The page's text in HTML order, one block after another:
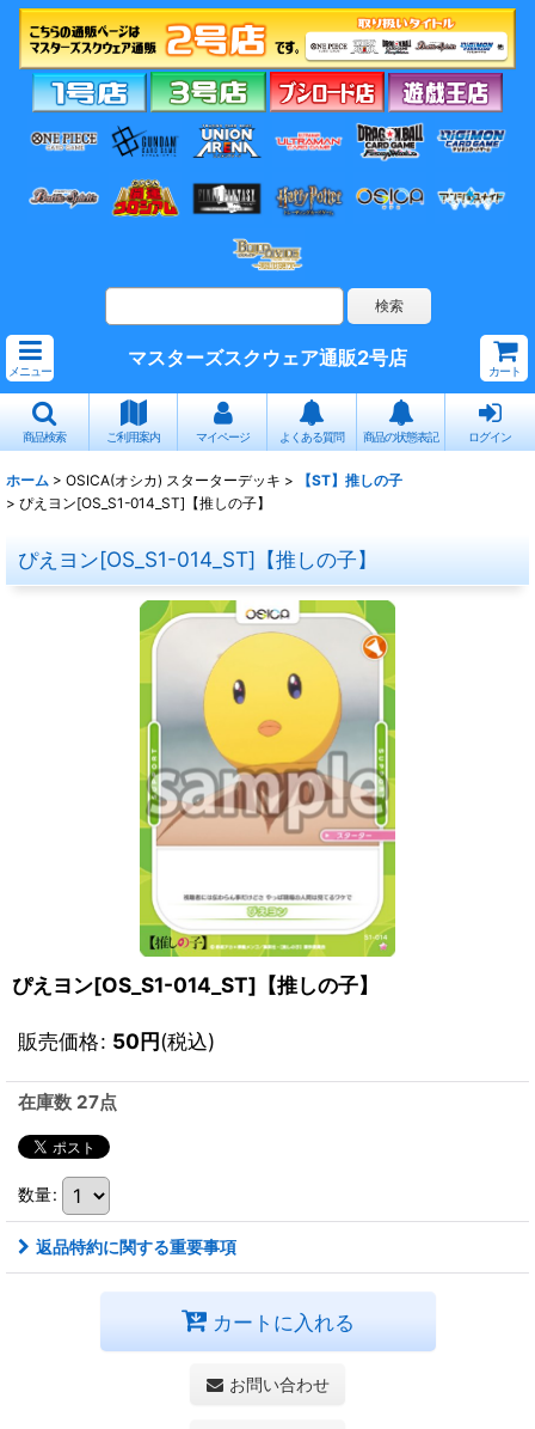
メニュー
マスターズスクウェア通販2号店
カート
商品検索 ご利用案内 マイページ よくある質問 商品の状態表記 ログイン
ホーム > OSICA(オシカ) スターターデッキ >
【ST】推しの子
> ぴえヨン[OS_S1-014_ST]【推しの子】
ぴえヨン[OS_S1-014_ST]【推しの子】
ぴえヨン[OS_S1-014_ST]【推しの子】
販売価格: 50円(税込)
在庫数 27点
数量:
返品特約に関する重要事項
カートに入れる
お問い合わせ